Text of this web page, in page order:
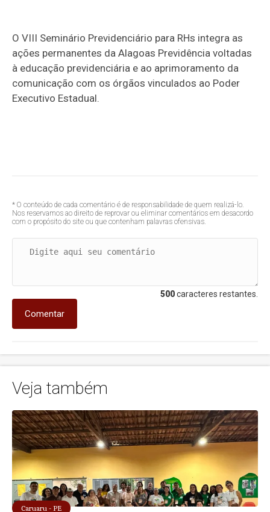
O VIII Seminário Previdenciário para RHs integra as
ações permanentes da Alagoas Previdência voltadas
à educação previdenciária e ao aprimoramento da
comunicação com os órgãos vinculados ao Poder
Executivo Estadual.
* O conteúdo de cada comentário é de responsabilidade de quem realizá-lo.
Nos reservamos ao direito de reprovar ou eliminar comentários em desacordo
com o propósito do site ou que contenham palavras ofensivas.
500caracteres restantes.
Comentar
Veja também
Caruaru - PE